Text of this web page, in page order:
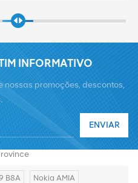
INFORMATIVO
nossas promoções, descontos,
ENVIAR
8 Fenglin Third Road,Yuelu
B8A Nokia AMIA